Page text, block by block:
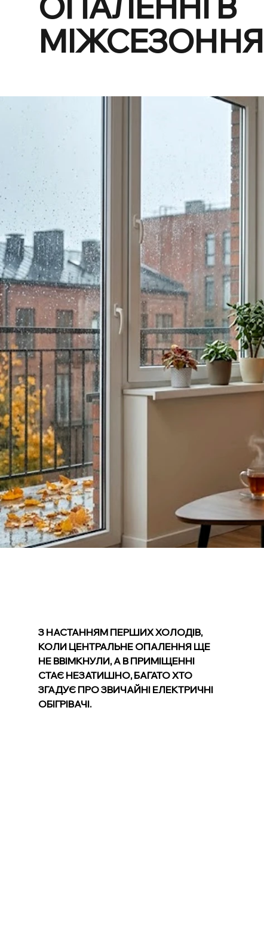
МІЖСЕЗОННЯ
З НАСТАННЯМ ПЕРШИХ ХОЛОДІВ,
КОЛИ ЦЕНТРАЛЬНЕ ОПАЛЕННЯ ЩЕ
НЕ ВВІМКНУЛИ, А В ПРИМІЩЕННІ
СТАЄ НЕЗАТИШНО, БАГАТО ХТО
ЗГАДУЄ ПРО ЗВИЧАЙНІ ЕЛЕКТРИЧНІ
ОБІГРІВАЧІ.